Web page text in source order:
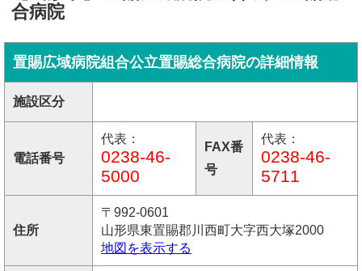
合病院
置賜広域病院組合公立置賜総合病院の詳細情報
施設区分
電話番号
代表：
0238-46-
5000
FAX番
号
代表：
0238-46-
5711
住所
〒992-0601
山形県東置賜郡川西町大字西大塚2000
地図を表示する